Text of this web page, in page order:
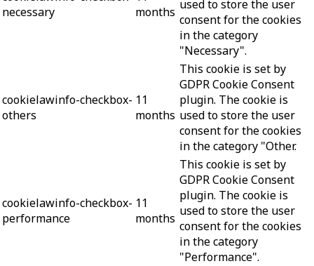
necessary
months used to store the user
consent for the cookies
in the category
"Necessary".
cookielawinfo-checkbox-
others
11
months
This cookie is set by
GDPR Cookie Consent
plugin. The cookie is
used to store the user
consent for the cookies
in the category "Other.
cookielawinfo-checkbox-
performance
11
months
This cookie is set by
GDPR Cookie Consent
plugin. The cookie is
used to store the user
consent for the cookies
in the category
"Performance".